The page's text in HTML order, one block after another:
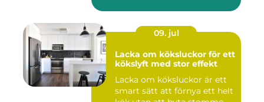
09. jul
Lacka om köksluckor för ett
kökslyft med stor effekt
Lacka om köksluckor är ett
smart sätt att förnya ett helt